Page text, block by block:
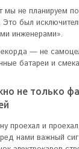
не планируем
Это был
инженерами».
— не
батареи и
не только
проехал и
нами важный